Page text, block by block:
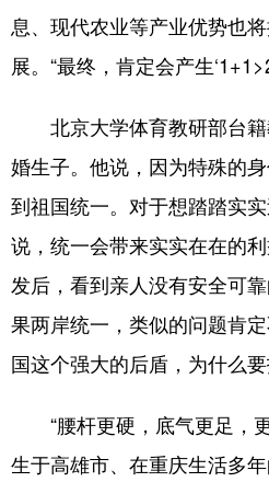
息、现代农业等产业优势也
展。“最终，肯定会产生
北京大学体育教研部台籍
婚生子。他说，因为特殊的
到祖国统一。对于想踏踏实
说，统一会带来实实在在的
发后，看到亲人没有安全可
果两岸统一，类似的问题肯
国这个强大的后盾，为什么
“腰杆更硬，底气更足，
生于高雄市、在重庆生活多